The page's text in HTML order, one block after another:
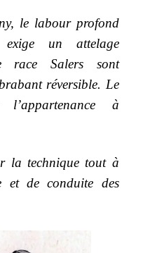
le labour profond
exige un attelage
race Salers sont
réversible. Le
à
la technique tout à
et de conduite des